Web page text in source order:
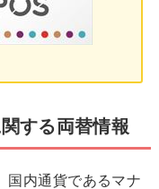
する両替情報
国内通貨であるマナ